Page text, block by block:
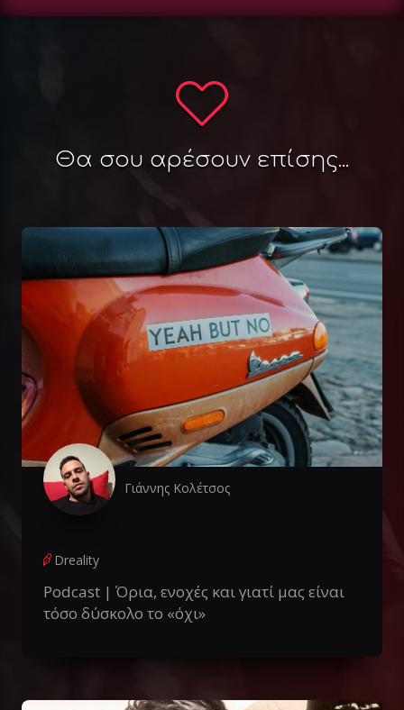
Θα σου αρέσουν επίσης...
Γιάννης Κολέτσος
Dreality
Podcast | Όρια, ενοχές και γιατί μας είναι
τόσο δύσκολο το «όχι»